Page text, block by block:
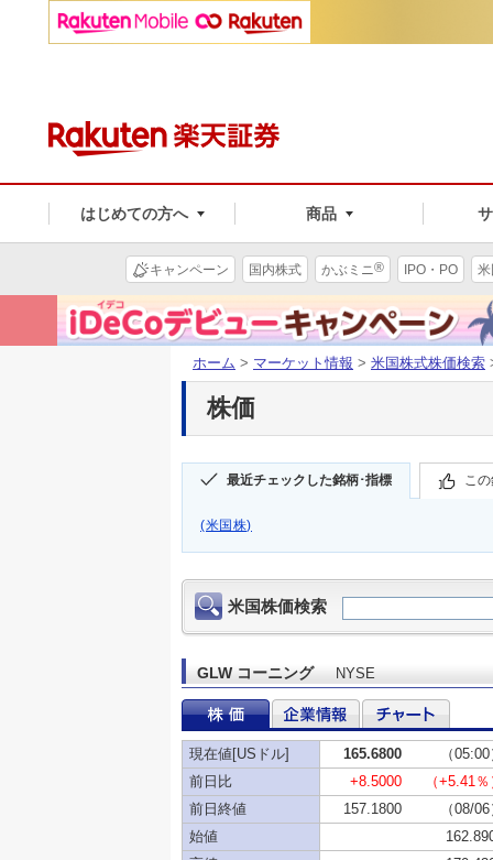
はじめての方へ 商品
キャンペーン 国内株式 かぶミニ® IPO・PO
ホーム > マーケット情報 > 米国株式株価検索
株価
最近チェックした銘柄･指標 こ
(米国株)